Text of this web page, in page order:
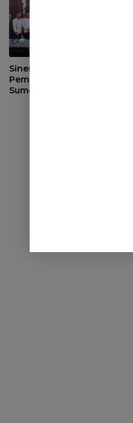
Sinergi dengan
Pemerintah Desa, DPRD
Sumedang Fokus Awasi